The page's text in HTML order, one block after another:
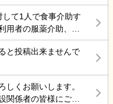
炎にもなったのでこ
考えているのですが
仕事ばかりで どうし
して1人で食事介助す
用者の服薬介助、動
掛けまでやらされ、
い。
と投稿出来ませんで
しくお願いします。
関係者の皆様にご意